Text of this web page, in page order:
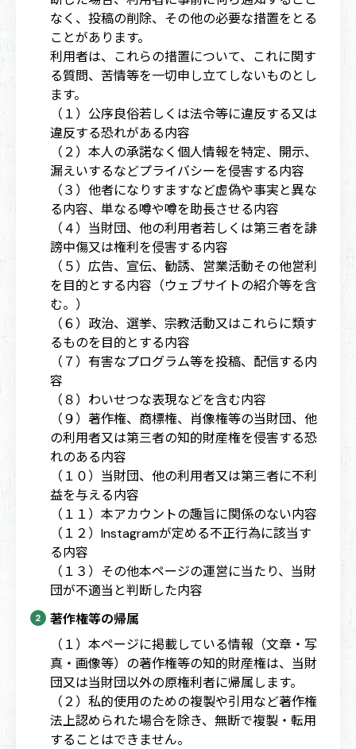
なく、投稿の削除、その他の必要な措置をとる
ことがあります。
利用者は、これらの措置について、これに関す
る質問、苦情等を一切申し立てしないものとし
ます。
（１）公序良俗若しくは法令等に違反する又は
違反する恐れがある内容
（２）本人の承諾なく個人情報を特定、開示、
漏えいするなどプライバシーを侵害する内容
（３）他者になりすますなど虚偽や事実と異な
る内容、単なる噂や噂を助長させる内容
（４）当財団、他の利用者若しくは第三者を誹
謗中傷又は権利を侵害する内容
（５）広告、宣伝、勧誘、営業活動その他営利
を目的とする内容（ウェブサイトの紹介等を含
む。）
（６）政治、選挙、宗教活動又はこれらに類す
るものを目的とする内容
（７）有害なプログラム等を投稿、配信する内
容
（８）わいせつな表現などを含む内容
（９）著作権、商標権、肖像権等の当財団、他
の利用者又は第三者の知的財産権を侵害する恐
れのある内容
（１０）当財団、他の利用者又は第三者に不利
益を与える内容
（１１）本アカウントの趣旨に関係のない内容
（１２）Instagramが定める不正行為に該当す
る内容
（１３）その他本ページの運営に当たり、当財
団が不適当と判断した内容
著作権等の帰属
（１）本ページに掲載している情報（文章・写
真・画像等）の著作権等の知的財産権は、当財
団又は当財団以外の原権利者に帰属します。
（２）私的使用のための複製や引用など著作権
法上認められた場合を除き、無断で複製・転用
することはできません。